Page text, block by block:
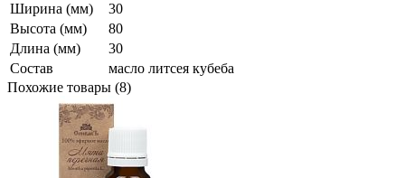
Ширина (мм)
30
Высота (мм)
80
Длина (мм)
30
Состав
масло литсея кубеба
Похожие товары (8)